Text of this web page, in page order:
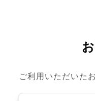
ご利用いただいた